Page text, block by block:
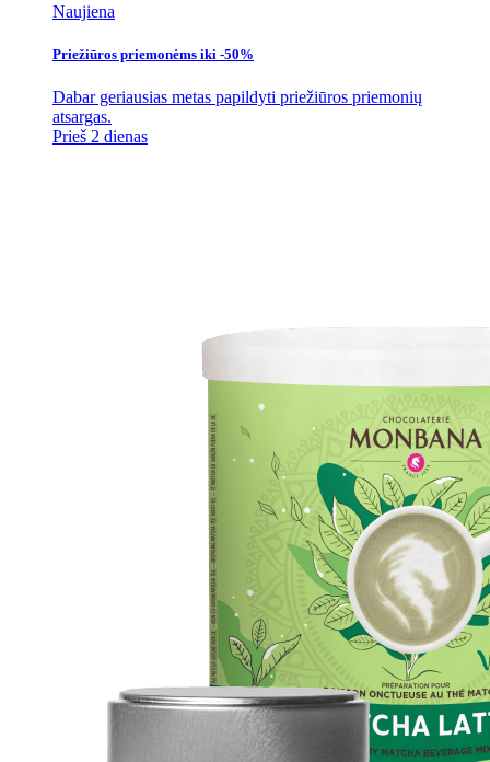
Naujiena
Priežiūros priemonėms iki -50%
Dabar geriausias metas papildyti priežiūros priemonių
atsargas.
Prieš 2 dienas